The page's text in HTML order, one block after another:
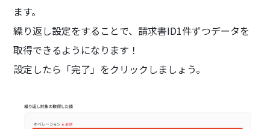
ます。
繰り返し設定をすることで、請求書ID1件ずつデータを
取得できるようになります！
設定したら「完了」をクリックしましょう。